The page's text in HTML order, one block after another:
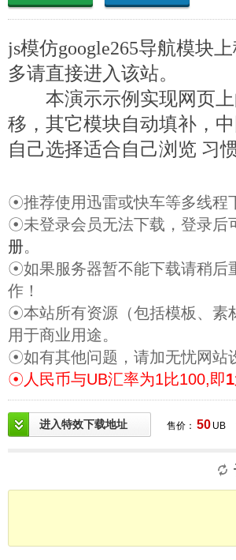
js模仿google265导航模块
多请直接进入该站。
本演示示例实现网页上
移，其它模块自动填补，
自己选择适合自己浏览 习
☉推荐使用迅雷或快车等多线程
☉未登录会员无法下载，登录后
册。
☉如果服务器暂不能下载请稍后
作！
☉本站所有资源（包括模板、素
用于商业用途。
☉如有其他问题，请加无忧网站
☉人民币与UB汇率为1比100,即
进入特效下载地址 售价： 50 UB